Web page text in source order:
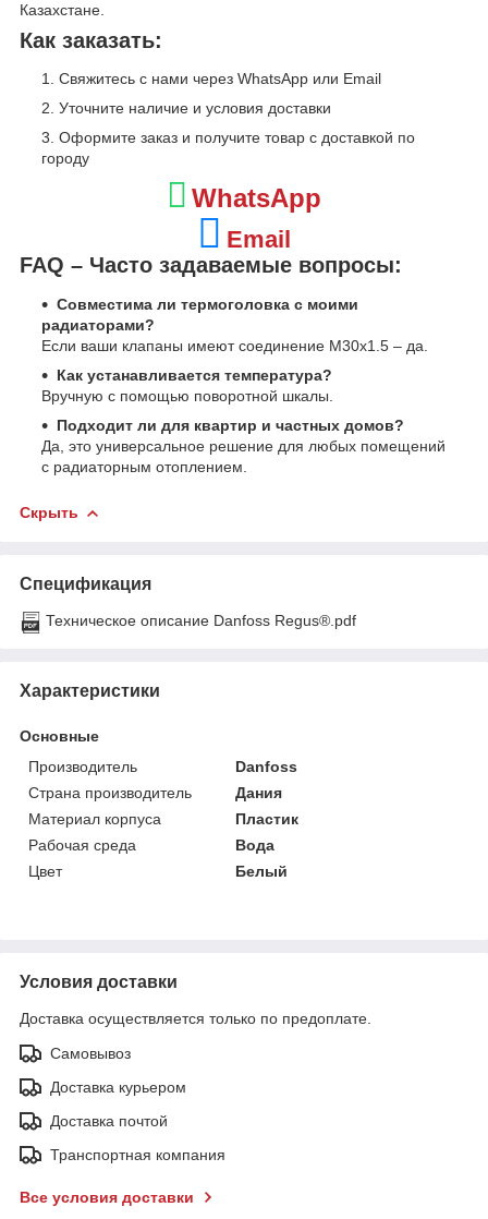
Казахстане.
Как заказать:
Свяжитесь с нами через WhatsApp или Email
Уточните наличие и условия доставки
Оформите заказ и получите товар с доставкой по
городу
WhatsApp
Email
FAQ – Часто задаваемые вопросы:
Совместима ли термоголовка с моими
радиаторами?
Если ваши клапаны имеют соединение M30x1.5 – да.
Как устанавливается температура?
Вручную с помощью поворотной шкалы.
Подходит ли для квартир и частных домов?
Да, это универсальное решение для любых помещений
с радиаторным отоплением.
Скрыть
Спецификация
Техническое описание Danfoss Regus®.pdf
Характеристики
Основные
Производитель
Danfoss
Страна производитель
Дания
Материал корпуса
Пластик
Рабочая среда
Вода
Цвет
Белый
Условия доставки
Доставка осуществляется только по предоплате.
Самовывоз
Доставка курьером
Доставка почтой
Транспортная компания
Все условия доставки